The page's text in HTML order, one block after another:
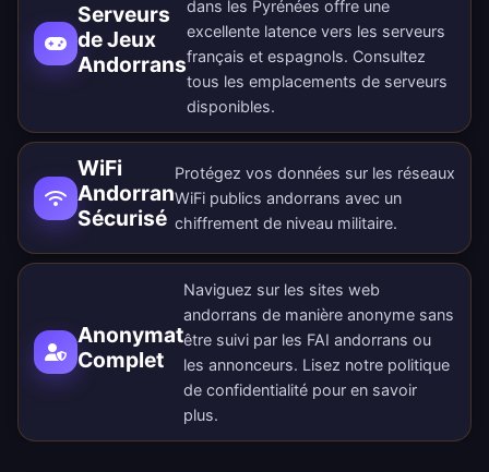
Serveurs
de Jeux
Andorrans
dans les Pyrénées offre une
excellente latence vers les serveurs
français et espagnols. Consultez
tous les emplacements de serveurs
disponibles.
WiFi
Andorran
Sécurisé
Protégez vos données sur les réseaux
WiFi publics andorrans avec un
chiffrement de niveau militaire.
Anonymat
Complet
Naviguez sur les sites web
andorrans de manière anonyme sans
être suivi par les FAI andorrans ou
les annonceurs. Lisez notre politique
de confidentialité pour en savoir
plus.